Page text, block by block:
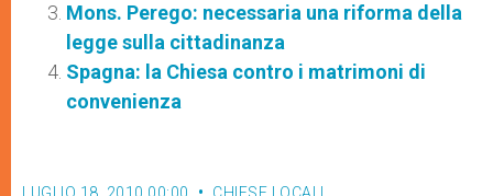
Mons. Perego: necessaria una riforma della
legge sulla cittadinanza
Spagna: la Chiesa contro i matrimoni di
convenienza